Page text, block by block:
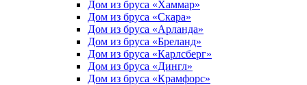
Дом из бруса «Хаммар»
Дом из бруса «Скара»
Дом из бруса «Арланда»
Дом из бруса «Бреланд»
Дом из бруса «Карлсберг»
Дом из бруса «Дингл»
Дом из бруса «Крамфорс»